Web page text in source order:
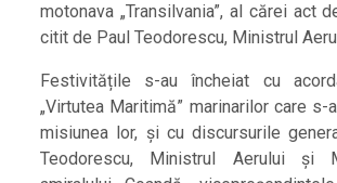
motonava „Transilvania”, al cărei act
citit de Paul Teodorescu, Ministrul
Festivitățile s-au încheiat cu
„Virtutea Maritimă” marinarilor care s-
misiunea lor, și cu discursurile
Teodorescu, Ministrul Aerului și